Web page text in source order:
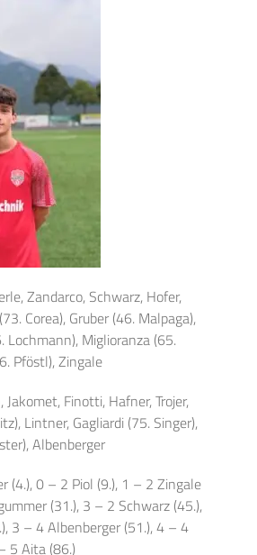
Zandarco, Schwarz, Hofer,
Corea), Gruber (46. Malpaga),
Lochmann), Miglioranza (65.
Pföstl), Zingale
Jakomet, Finotti, Hafner, Trojer,
Lintner, Gagliardi (75. Singer),
Albenberger
(4.), 0 – 2 Piol (9.), 1 – 2 Zingale
(31.), 3 – 2 Schwarz (45.),
3 – 4 Albenberger (51.), 4 – 4
5 Aita (86.)